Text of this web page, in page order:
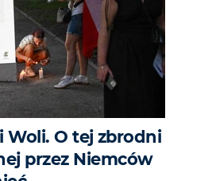
Woli. O tej zbrodni
przez Niemców